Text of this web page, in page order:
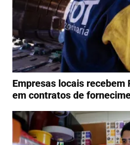
Empresas locais recebem
em contratos de